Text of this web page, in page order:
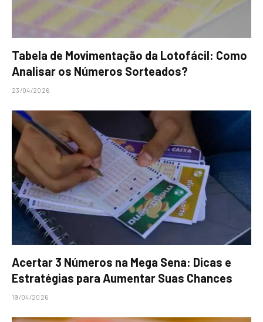
Tabela de Movimentação da Lotofácil: Como
Analisar os Números Sorteados?
23/04/2026
Acertar 3 Números na Mega Sena: Dicas e
Estratégias para Aumentar Suas Chances
19/04/2026